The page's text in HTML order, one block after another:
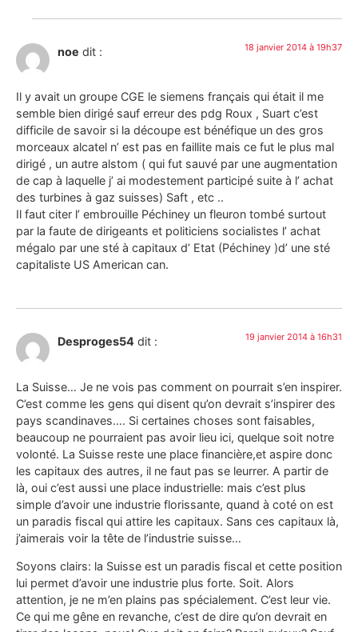
noe dit : 18 janvier 2014 à 19h37
Il y avait un groupe CGE le siemens français qui était il me
semble bien dirigé sauf erreur des pdg Roux , Suart c’est
difficile de savoir si la découpe est bénéfique un des gros
morceaux alcatel n’ est pas en faillite mais ce fut le plus mal
dirigé , un autre alstom ( qui fut sauvé par une augmentation
de cap à laquelle j’ ai modestement participé suite à l’ achat
des turbines à gaz suisses) Saft , etc ..
Il faut citer l’ embrouille Péchiney un fleuron tombé surtout
par la faute de dirigeants et politiciens socialistes l’ achat
mégalo par une sté à capitaux d’ Etat (Péchiney )d’ une sté
capitaliste US American can.
Desproges54 dit : 19 janvier 2014 à 16h31
La Suisse… Je ne vois pas comment on pourrait s’en inspirer.
C’est comme les gens qui disent qu’on devrait s’inspirer des
pays scandinaves…. Si certaines choses sont faisables,
beaucoup ne pourraient pas avoir lieu ici, quelque soit notre
volonté. La Suisse reste une place financière,et aspire donc
les capitaux des autres, il ne faut pas se leurrer. A partir de
là, oui c’est aussi une place industrielle: mais c’est plus
simple d’avoir une industrie florissante, quand à coté on est
un paradis fiscal qui attire les capitaux. Sans ces capitaux là,
j’aimerais voir la tête de l’industrie suisse…
Soyons clairs: la Suisse est un paradis fiscal et cette position
lui permet d’avoir une industrie plus forte. Soit. Alors
attention, je ne m’en plains pas spécialement. C’est leur vie.
Ce qui me gêne en revanche, c’est de dire qu’on devrait en